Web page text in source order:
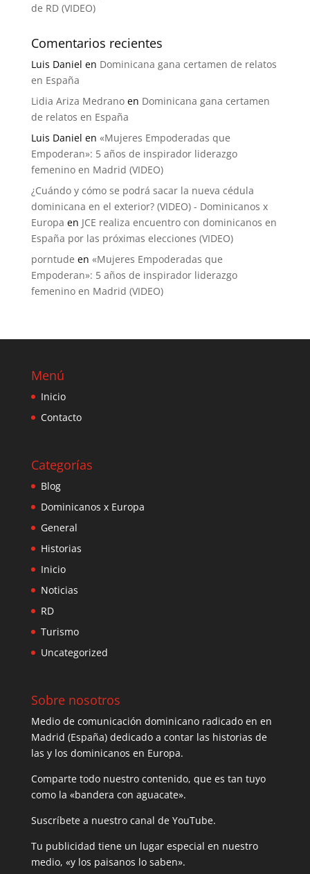
de RD (VIDEO)
Comentarios recientes
Luis Daniel en Dominicana gana certamen de relatos
en España
Lidia Ariza Medranoen Dominicana gana certamen
de relatos en España
Luis Daniel en «Mujeres Empoderadas que
Empoderan»: 5 años de inspirador liderazgo
femenino en Madrid (VIDEO)
¿Cuándo y cómo se podrá sacar la nueva cédula
dominicana en el exterior? (VIDEO) - Dominicanos x
Europa en JCE realiza encuentro con dominicanos en
España por las próximas elecciones (VIDEO)
porntude en «Mujeres Empoderadas que
Empoderan»: 5 años de inspirador liderazgo
femenino en Madrid (VIDEO)
Menú
Inicio
Contacto
Categorías
Blog
Dominicanos x Europa
General
Historias
Inicio
Noticias
RD
Turismo
Uncategorized
Sobre nosotros
Medio de comunicación dominicano radicado en en
Madrid (España) dedicado a contar las historias de
las y los dominicanos en Europa.
Comparte todo nuestro contenido, que es tan tuyo
como la «bandera con aguacate».
Suscríbete a nuestro canal de YouTube.
Tu publicidad tiene un lugar especial en nuestro
medio, «y los paisanos lo saben».